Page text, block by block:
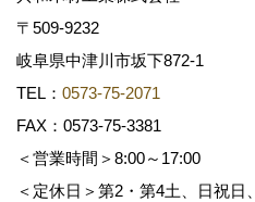
〒509-9232
岐阜県中津川市坂下872‐1
TEL： 0573-75-2071
FAX：0573-75-3381
＜営業時間＞8:00～17:00
＜定休日＞第2・第4土、日祝日